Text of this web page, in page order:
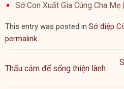
Sớ Con Xuất Gia Cúng Cha
This entry was posted in Sớ điệp
permalink.
Thấu cảm để sống thiện lành